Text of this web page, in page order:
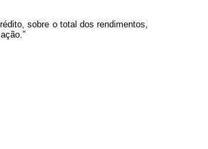
sobre o total dos rendimentos,